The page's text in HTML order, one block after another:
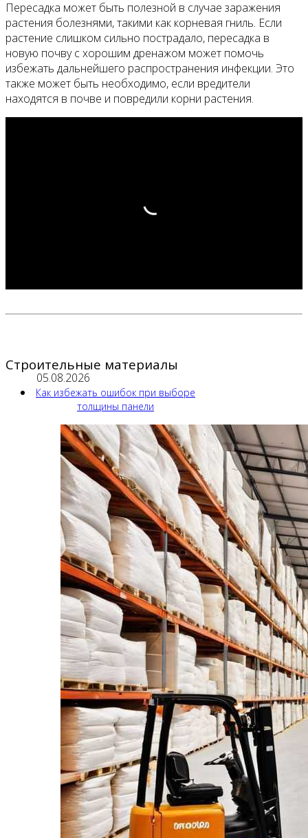
Пересадка может быть полезной в случае заражения
растения болезнями, такими как корневая гниль. Если
растение слишком сильно пострадало, пересадка в
новую почву с хорошим дренажом может помочь
избежать дальнейшего распространения инфекции. Это
также может быть необходимо, если вредители
находятся в почве и повредили корни растения.
Строительные материалы
05.08.2026
Как избежать ошибок при выборе
толщины панели